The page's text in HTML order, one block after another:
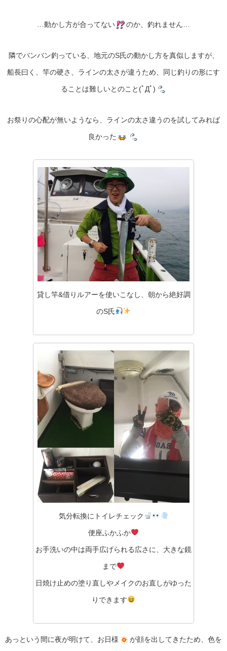
…動かし方が合ってない のか、釣れません…
隣でバンバン釣っている、地元のS氏の動かし方を真似しますが、
船長曰く、竿の硬さ、ラインの太さが違うため、同じ釣りの形にす
ることは難しいとのこと(ﾟДﾟ)
お祭りの心配が無いようなら、ラインの太さ違うのを試してみれば
良かった
貸し竿&借りルアーを使いこなし、朝から絶好調
のS氏
気分転換にトイレチェック
便座ふかふか
お手洗いの中は両手広げられる広さに、大きな鏡
まで
日焼け止めの塗り直しやメイクのお直しがゆった
りできます
あっという間に夜が明けて、お日様 が顔を出してきたため、色を